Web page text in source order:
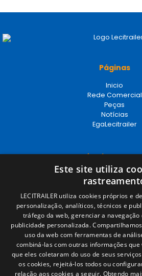
Páginas
Inicio
Rede Comercial
Peças
Notícias
EgaLecitrailer
Términos
Aviso legal
Política de
Política de
Condições Gerais de
Gerenciar
Contacto
Camino de los Huertos, S/
50620 - Casetas
Este site utiliza
LECITRAILER utiliza cookies próprios e
personalização, analíticos, técnicos e
tráfego da web, gerenciar a
publicidade personalizada.
uso da web com ferramentas de
combiná-las com outras informações
que eles coletaram do uso de seus
os cookies, rejeitá-los todos ou
relação aos cookies a seguir. Obtendo